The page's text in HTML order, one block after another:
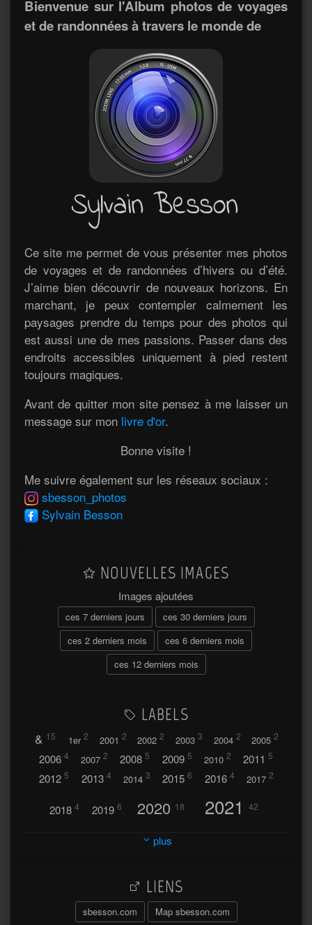
Bienvenue sur l'Album photos de voyages
et de randonnées à travers le monde de
Ce site me permet de vous présenter mes photos
de voyages et de randonnées d’hivers ou d’été.
J’aime bien découvrir de nouveaux horizons. En
marchant, je peux contempler calmement les
paysages prendre du temps pour des photos qui
est aussi une de mes passions. Passer dans des
endroits accessibles uniquement à pied restent
toujours magiques.
Avant de quitter mon site pensez à me laisser un
message sur mon livre d'or.
Bonne visite !
Me suivre également sur les réseaux sociaux :
sbesson_photos
Sylvain Besson
NOUVELLES IMAGES
Images ajoutées
ces 7 derniers jours
ces 30 derniers jours
ces 2 derniers mois
ces 6 derniers mois
ces 12 derniers mois
LABELS
& 15 1er 2 2001 2 2002 2 2003 3 2004 2 2005 2
2006 4 2007 2 2008 5 2009 5 2010 2 2011 5
2012 5 2013 4 2014 3 2015 6 2016 4 2017 2
2018 4 2019 6 2020 18 2021 42
2023 32
2026
A travers l'hublot 17 Abländschen 3
plus
LIENS
sbesson.com Map sbesson.com